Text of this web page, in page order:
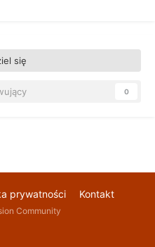
się
0
prywatności Kontakt
Community